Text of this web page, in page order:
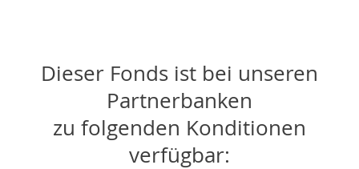
Dieser Fonds ist bei unseren
Partnerbanken
zu folgenden Konditionen
verfügbar: